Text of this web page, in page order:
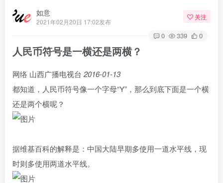
如意
2021年02月20日 17:02发布
关注
0 339 0
人民币符号是一横还是两横？
网络 山西广播电视台 2016-01-13
都知道，人民币符号像一个字母“Y”，那么到底下面是一个横
还是两个横呢？
据维基百科的解释是：中国大陆早期多使用一道水平线，现
时则多使用两道水平线。